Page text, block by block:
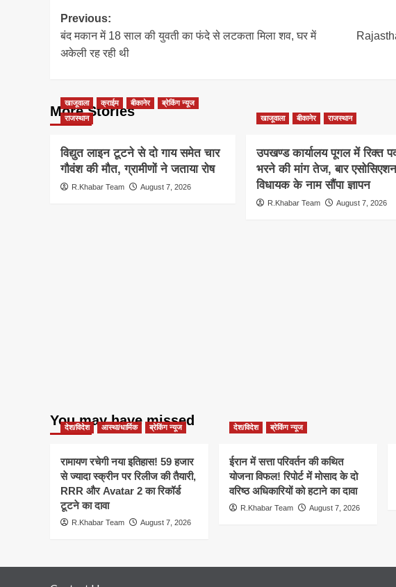
Post
navigation
Previous:
बंद मकान में 18 साल की युवती का फंदे से लटकता मिला शव, घर में
अकेली रह रही थी
More Stories
खाजूवाला क्राईम बीकानेर
ब्रेकिंग न्यूज
राजस्थान
विद्युत लाइन टूटने से दो गाय समेत चार
गौवंश की मौत, ग्रामीणों ने जताया रोष
R.Khabar Team August 7, 2026
खाजूवाला बीकानेर राजस्थान
उपखण्ड कार्यालय पूगल में रिक्त
भरने की मांग तेज, बार
विधायक के नाम सौंपा ज्ञापन
R.Khabar Team August 7, 2026
You may have missed
देश/विदेश आस्था/धार्मिक ब्रेकिंग न्यूज
रामायण रचेगी नया इतिहास! 59 हजार
से ज्यादा स्क्रीन पर रिलीज की तैयारी,
RRR और Avatar 2 का रिकॉर्ड
टूटने का दावा
R.Khabar Team August 7, 2026
देश/विदेश ब्रेकिंग न्यूज
ईरान में सत्ता परिवर्तन की कथित
योजना विफल! रिपोर्ट में मोसाद के दो
वरिष्ठ अधिकारियों को हटाने का दावा
R.Khabar Team August 7, 2026